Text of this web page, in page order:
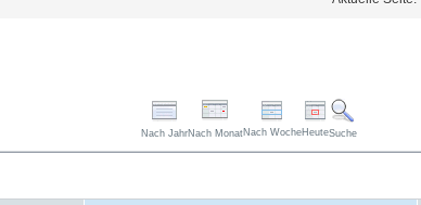
Nach JahrNach MonatNach WocheHeuteSuche